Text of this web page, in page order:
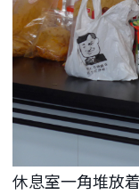
休息室一角堆放